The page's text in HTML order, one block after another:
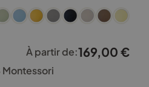
À partir de:169,00 €
Montessori